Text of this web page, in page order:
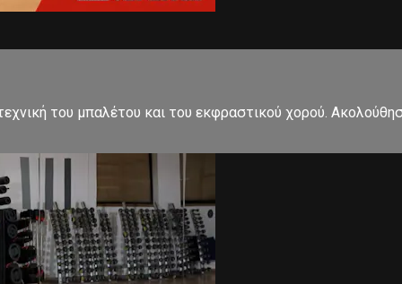
του μπαλέτου και του εκφραστικού χορού.